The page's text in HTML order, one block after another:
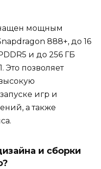
мощным
888+, до 16
и до 256 ГБ
Это позволяет
игр и
а также
и сборки